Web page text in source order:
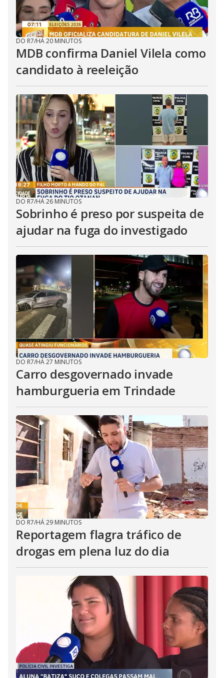
DO R7/HÁ 20 MINUTOS
MDB confirma Daniel Vilela como
candidato à reeleição
DO R7/HÁ 26 MINUTOS
Sobrinho é preso por suspeita de
ajudar na fuga do investigado
DO R7/HÁ 27 MINUTOS
Carro desgovernado invade
hamburgueria em Trindade
DO R7/HÁ 29 MINUTOS
Reportagem flagra tráfico de
drogas em plena luz do dia